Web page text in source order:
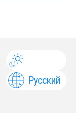
Русский